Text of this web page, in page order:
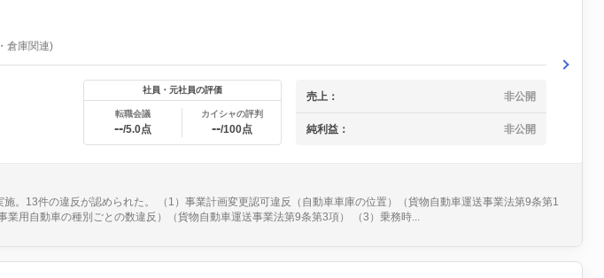
倉庫関連)
社員・元社員の評価
転職会議
--/5.0点
カイシャの評判
--/100点
売上： 非公開
純利益： 非公開
。13件の違反が認められた。 （1）事業計画変更認可違反（自動車車庫の位置）（貨物自動車運送事業法第9条第1
用自動車の種別ごとの数違反）（貨物自動車運送事業法第9条第3項） （3）乗務時...